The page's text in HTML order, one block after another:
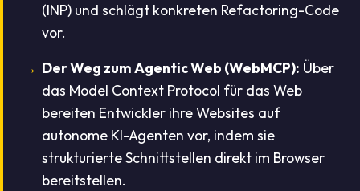
(INP) und schlägt konkreten Refactoring-Code
vor.
Der Weg zum Agentic Web (WebMCP): Über
das Model Context Protocol für das Web
bereiten Entwickler ihre Websites auf
autonome KI-Agenten vor, indem sie
strukturierte Schnittstellen direkt im Browser
bereitstellen.